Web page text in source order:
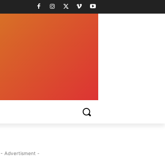
- Advertisment -